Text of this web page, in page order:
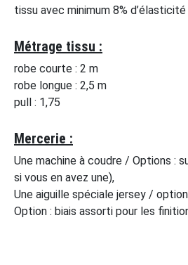
tissu avec minimum 8%
Métrage tissu :
robe courte : 2 m
robe longue : 2,5 m
pull : 1,75
Mercerie :
Une machine à coudre / Options :
si vous en avez une),
Une aiguille spéciale jersey /
Option : biais assorti pour les